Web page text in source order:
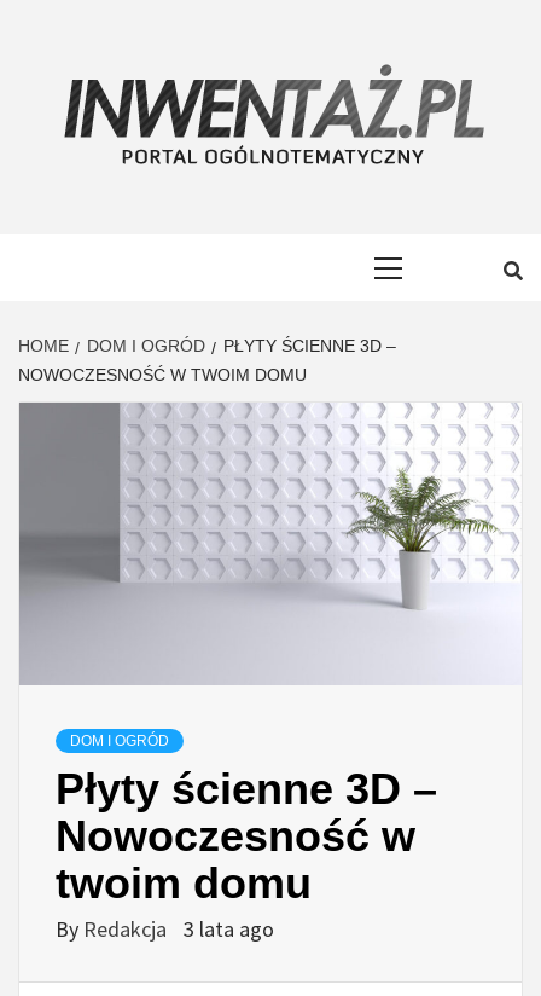
HOME DOM I OGRÓD
PŁYTY ŚCIENNE 3D –
NOWOCZESNOŚĆ W TWOIM DOMU
DOM I OGRÓD
Płyty ścienne 3D –
Nowoczesność w
twoim domu
By Redakcja 3 lata ago